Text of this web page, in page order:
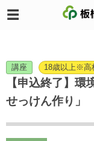
講座 18歳以上※高
【申込終了】
せっけん作り」